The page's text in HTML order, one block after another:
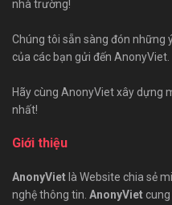
nhà trường!
Chúng tôi sẵn sàng đón những
của các bạn gửi đến AnonyViet.
Hãy cùng AnonyViet xây dựng
nhất!
Giới thiệu
AnonyViet là Website chia sẻ
nghệ thông tin. AnonyViet